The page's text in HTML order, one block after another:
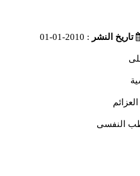
تاريخ النشر : 2010-01-01
النفسى